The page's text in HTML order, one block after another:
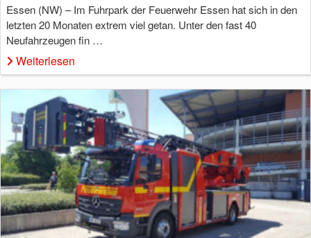
Essen (NW) – Im Fuhrpark der Feuerwehr Essen hat sich in den
letzten 20 Monaten extrem viel getan. Unter den fast 40
Neufahrzeugen fin …
Weiterlesen